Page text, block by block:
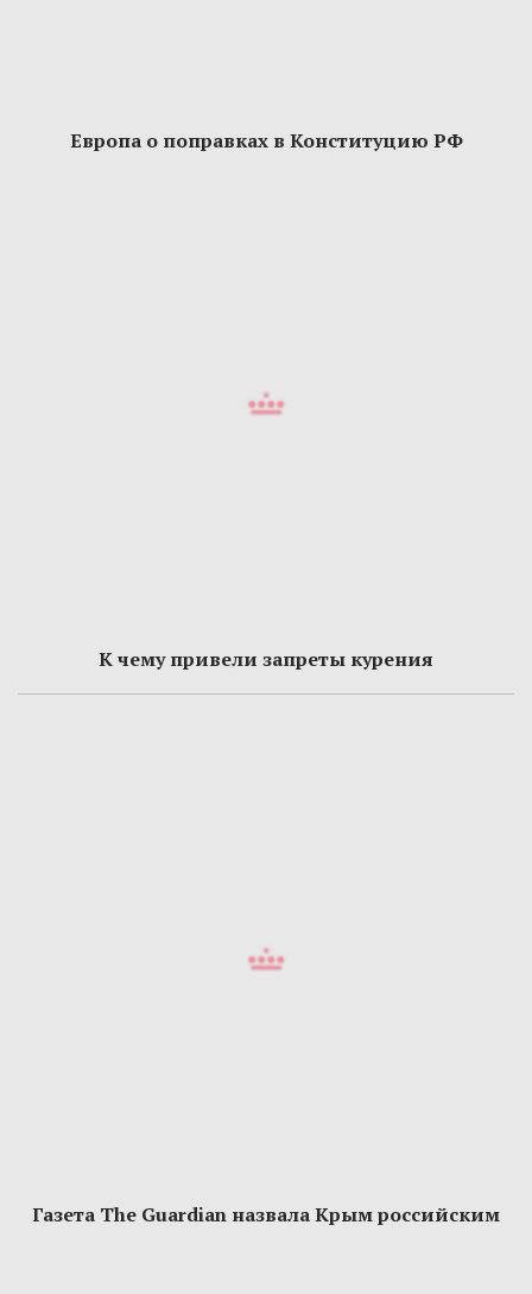
Европа о поправках в Конституцию РФ
К чему привели запреты курения
Газета The Guardian назвала Крым российским